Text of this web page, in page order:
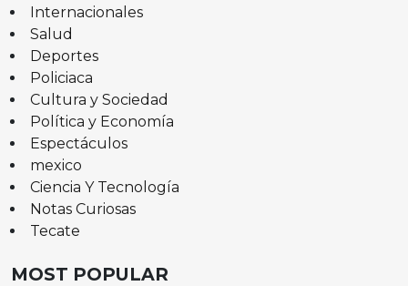
Internacionales
Salud
Deportes
Policiaca
Cultura y Sociedad
Política y Economía
Espectáculos
mexico
Ciencia Y Tecnología
Notas Curiosas
Tecate
MOST POPULAR